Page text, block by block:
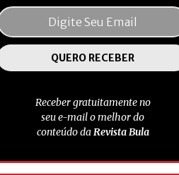
Receber gratuitamente no
seu e-mail o melhor do
conteúdo daRevista Bula